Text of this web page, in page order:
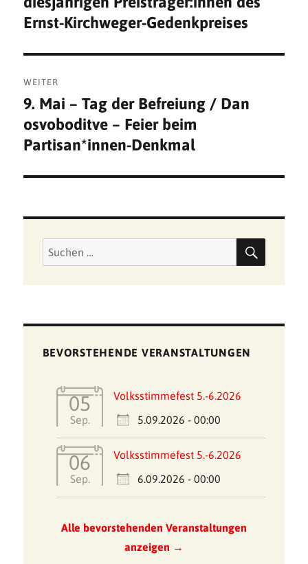
Ernst-Kirchweger-Gedenkpreises
WEITER
Nächster
Beitrag:
9. Mai – Tag der Befreiung / Dan
osvoboditve – Feier beim
Partisan*innen-Denkmal
Suchen
nach:
BEVORSTEHENDE VERANSTALTUNGEN
05
Sep.
Volksstimmefest 5.-6.2026
5.09.2026 - 00:00
06
Sep.
Volksstimmefest 5.-6.2026
6.09.2026 - 00:00
Alle bevorstehenden Veranstaltungen
anzeigen →